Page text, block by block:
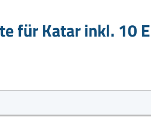
für Katar inkl. 10